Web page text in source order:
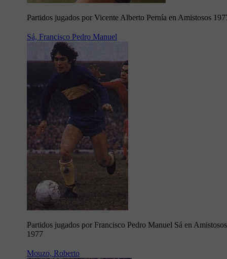
Partidos jugados por Vicente Alberto Pernía en Amistosos
Sá, Francisco Pedro Manuel
Partidos jugados por Francisco Pedro Manuel Sá en Amistosos
1977
Mouzo, Roberto